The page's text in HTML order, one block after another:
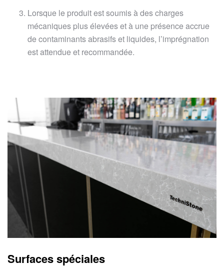
Lorsque le produit est soumis à des charges
mécaniques plus élevées et à une présence accrue
de contaminants abrasifs et liquides, l’imprégnation
est attendue et recommandée.
Surfaces spéciales